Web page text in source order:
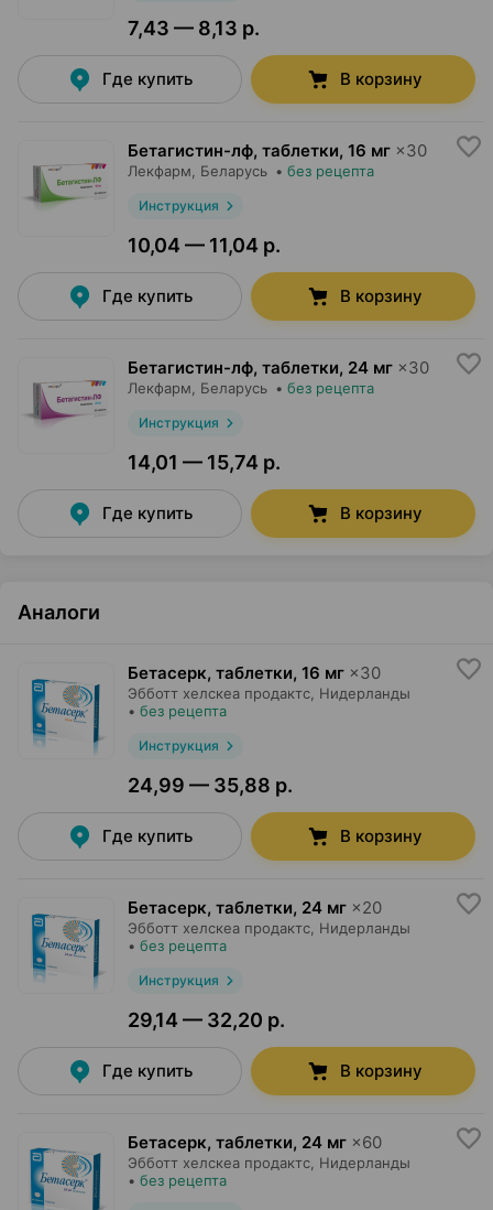
7,43 — 8,13 р.
Где купить В корзину
Бетагистин-лф, таблетки, 16 мг ×30
Лекфарм , Беларусь • без рецепта
Инструкция
10,04 — 11,04 р.
Где купить В корзину
Бетагистин-лф, таблетки, 24 мг ×30
Лекфарм , Беларусь • без рецепта
Инструкция
14,01 — 15,74 р.
Где купить В корзину
Аналоги
Бетасерк, таблетки, 16 мг ×30
Эбботт хелскеа продактс , Нидерланды
• без рецепта
Инструкция
24,99 — 35,88 р.
Где купить В корзину
Бетасерк, таблетки, 24 мг ×20
Эбботт хелскеа продактс , Нидерланды
• без рецепта
Инструкция
29,14 — 32,20 р.
Где купить В корзину
Бетасерк, таблетки, 24 мг ×60
Эбботт хелскеа продактс , Нидерланды
• без рецепта